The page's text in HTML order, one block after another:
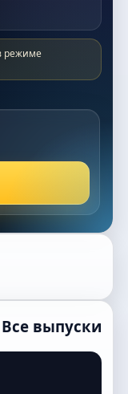
режиме
Все выпуски